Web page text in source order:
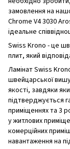
замовлення на
Chrome V4 3030
ідеальне
Swiss Krono - це
плит, який
Ламінат Swiss
швейцарської
якості, завдяки
підтверджується
приміщеннях та 3
у житлових
комерційних
навантаження на